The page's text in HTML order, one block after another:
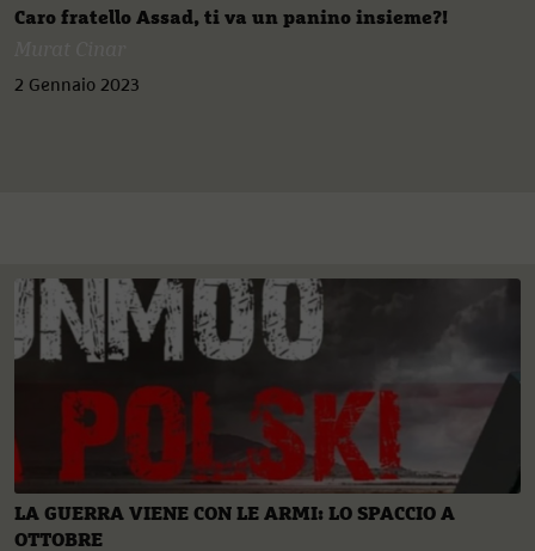
Caro fratello Assad, ti va un panino insieme?!
2 Gennaio 2023
LA GUERRA VIENE CON LE ARMI: LO SPACCIO A
OTTOBRE